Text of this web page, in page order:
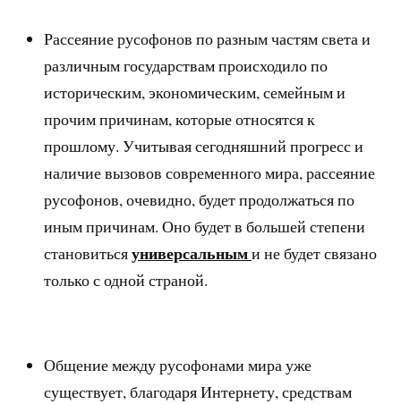
Рассеяние русофонов по разным частям света и
различным государствам происходило по
историческим, экономическим, семейным и
прочим причинам, которые относятся к
прошлому. Учитывая сегодняшний прогресс и
наличие вызовов современного мира, рассеяние
русофонов, очевидно, будет продолжаться по
иным причинам. Оно будет в большей степени
становитьсяуниверсальными не будет связано
только с одной страной.
Общение между русофонами мира уже
существует, благодаря Интернету, средствам